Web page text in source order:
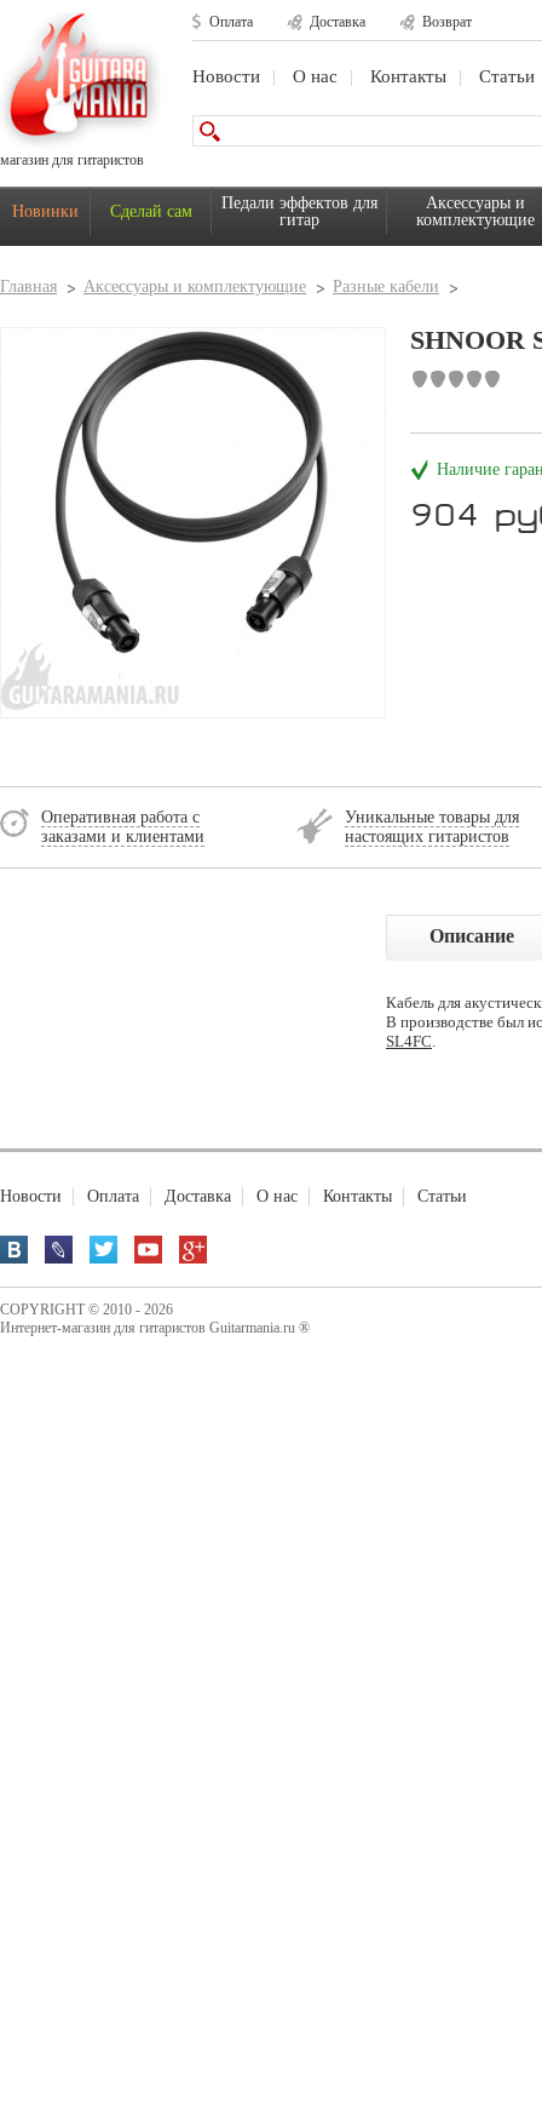
магазин для гитаристов
Оплата Доставка Возврат
Новости О нас Контакты Статьи
Новинки Сделай сам
Педали эффектов для
гитар
Аксессуары и
комплектующие
Главная Аксессуары и комплектующие Разные кабели
SHNOOR
Наличие
904
Оперативная работа с
заказами и клиентами
Уникальные товары для
настоящих гитаристов
Описание
Кабель для
В производстве был
SL4FC.
Новости Оплата Доставка О нас Контакты Статьи
COPYRIGHT © 2010 - 2026
Интернет-магазин для гитаристов Guitarmania.ru ®